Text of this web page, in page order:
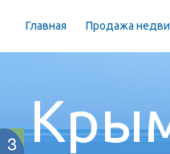
Главная Продажа